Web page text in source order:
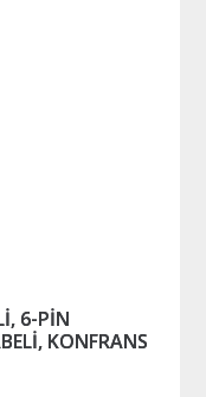
6-PİN
KONFRANS